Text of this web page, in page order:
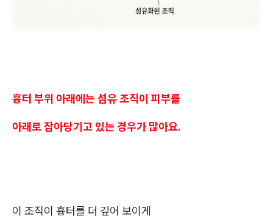
흉터 부위 아래에는 섬유 조직이 피부를
아래로 잡아당기고 있는 경우가 많아요.
이 조직이 흉터를 더 깊어 보이게